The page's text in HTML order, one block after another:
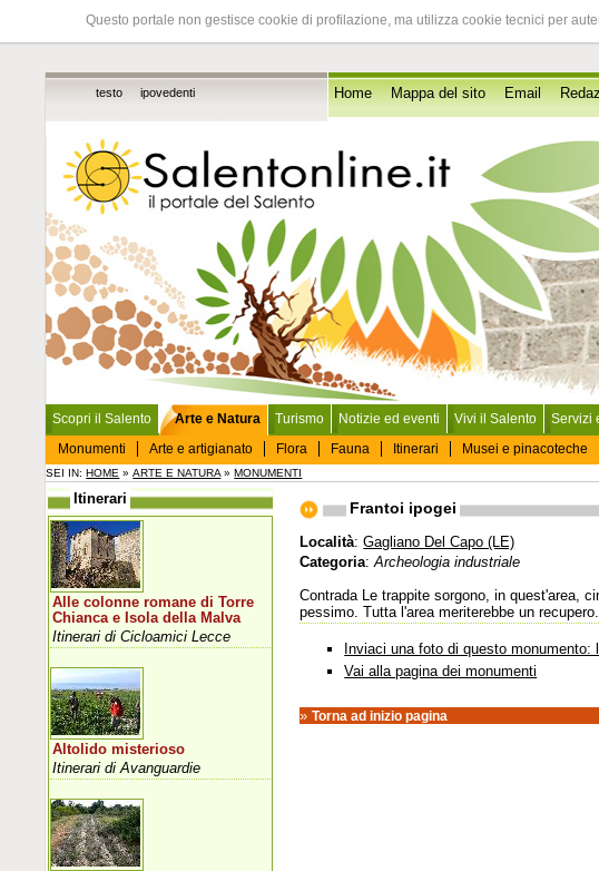
Questo portale non gestisce cookie di profilazione, ma utilizza cookie tecnici per
testo ipovedenti Home Mappa del sito Email
Scopri il Salento
Arte e Natura
Monumenti
Arte e artigianato Flora Fauna Itinerari Musei e pinacoteche
Turismo Notizie ed eventi Vivi il Salento Servizi
SEI IN:HOME »ARTE E NATURA »MONUMENTI
Frantoi ipogei
Località:Gagliano Del Capo (LE)
Categoria:Archeologia industriale
Contrada Le trappite sorgono, in quest'area,
pessimo. Tutta l'area meriterebbe un recupero.
Inviaci una foto di questo
Vai alla pagina dei monumenti
»Torna ad inizio pagina
Itinerari
Alle colonne romane di Torre
Chianca e Isola della Malva
Itinerari di Cicloamici Lecce
Altolido misterioso
Itinerari di Avanguardie